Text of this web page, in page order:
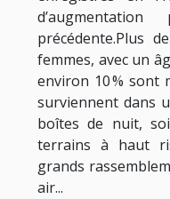
précédente.Plus
femmes, avec un
environ 10 % sont
surviennent dans
boîtes de nuit,
terrains à haut
grands
air...